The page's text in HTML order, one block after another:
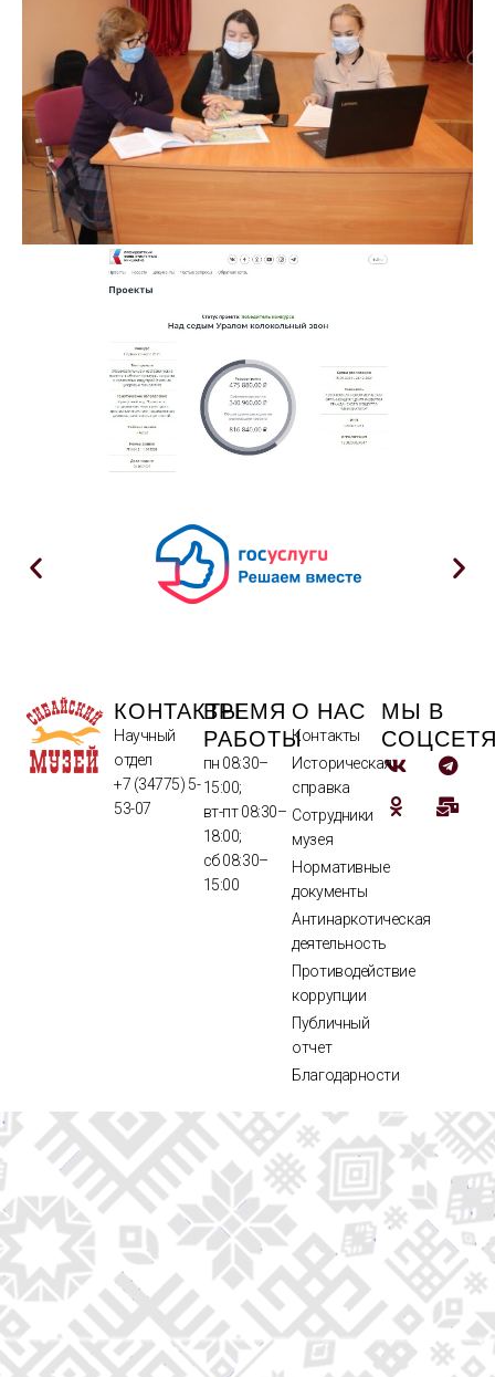
КОНТАКТЫ
Научный
отдел
+7 (34775) 5-
53-07
ВРЕМЯ
РАБОТЫ
пн 08:30–
15:00;
вт-пт 08:30–
18:00;
сб 08:30–
15:00
О НАС
Контакты
Историческая
справка
Сотрудники
музея
Нормативные
документы
Антинаркотическая
деятельность
Противодействие
коррупции
Публичный
отчет
Благодарности
МЫ В